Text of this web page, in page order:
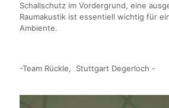
Schallschutz im Vordergrund, eine
Raumakustik ist essentiell wichtig für
Ambiente.
-Team Rückle, Stuttgart Degerloch -